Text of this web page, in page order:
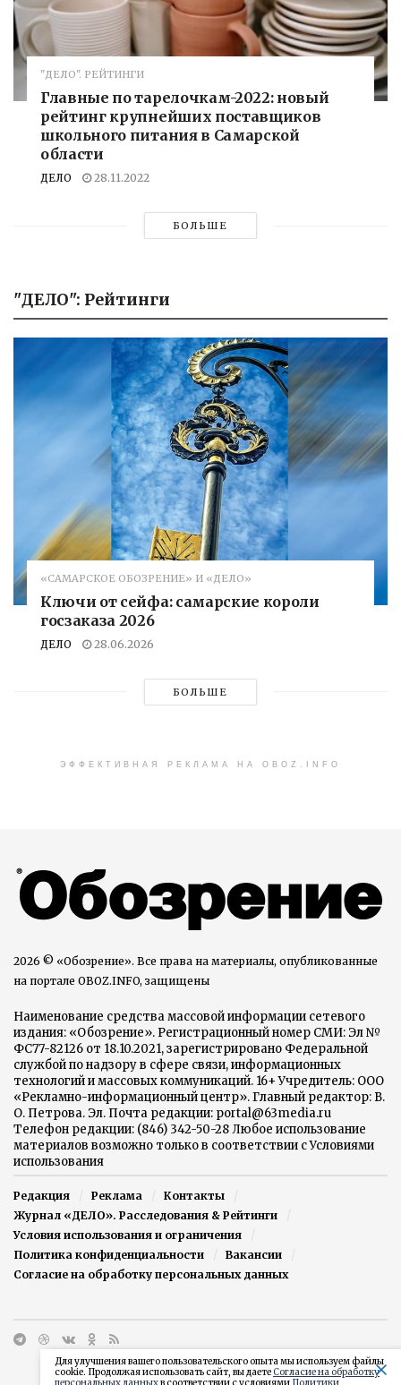
"ДЕЛО". РЕЙТИНГИ
Главные по тарелочкам-2022: новый
рейтинг крупнейших поставщиков
школьного питания в Самарской
области
ДЕЛО 28.11.2022
БОЛЬШЕ
"ДЕЛО": Рейтинги
«САМАРСКОЕ ОБОЗРЕНИЕ» И «ДЕЛО»
Ключи от сейфа: самарские короли
госзаказа 2026
ДЕЛО 28.06.2026
БОЛЬШЕ
ЭФФЕКТИВНАЯ РЕКЛАМА НА OBOZ.INFO
2026 © «Обозрение». Все права на материалы, опубликованные
на портале OBOZ.INFO, защищены
Наименование средства массовой информации сетевого
издания: «Обозрение». Регистрационный номер СМИ: Эл №
ФС77-82126 от 18.10.2021, зарегистрировано Федеральной
службой по надзору в сфере связи, информационных
технологий и массовых коммуникаций. 16+ Учредитель: ООО
«Рекламно-информационный центр». Главный редактор: В.
О. Петрова. Эл. Почта редакции: portal@63media.ru
Телефон редакции: (846) 342-50-28 Любое использование
материалов возможно только в соответствии с Условиями
использования
Редакция Реклама
Контакты
Журнал «ДЕЛО». Расследования & Рейтинги
Условия использования и ограничения
Политика конфиденциальности
Вакансии
Согласие на обработку персональных данных
Для улучшения вашего пользовательского опыта мы используем файлы
cookie. Продолжая использовать сайт, вы даетеСогласие на обработку